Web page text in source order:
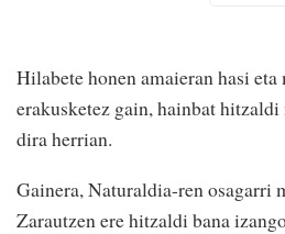
Hilabete honen amaieran hasi eta
erakusketez gain, hainbat
dira herrian.
Gainera, Naturaldia-ren osagarri
Zarautzen ere hitzaldi bana